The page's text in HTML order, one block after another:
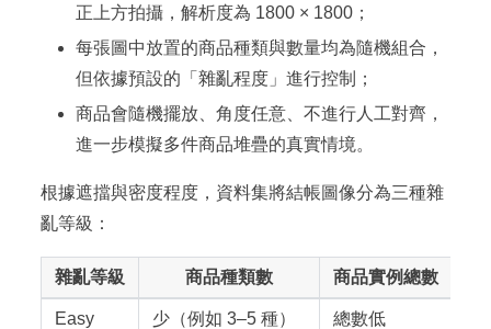
正上方拍攝，解析度為 1800 × 1800；
每張圖中放置的商品種類與數量均為隨機組合，
但依據預設的「雜亂程度」進行控制；
商品會隨機擺放、角度任意、不進行人工對齊，
進一步模擬多件商品堆疊的真實情境。
根據遮擋與密度程度，資料集將結帳圖像分為三種雜
亂等級：
雜亂等級 商品種類數 商品實例總數
Easy 少（例如 3–5 種） 總數低